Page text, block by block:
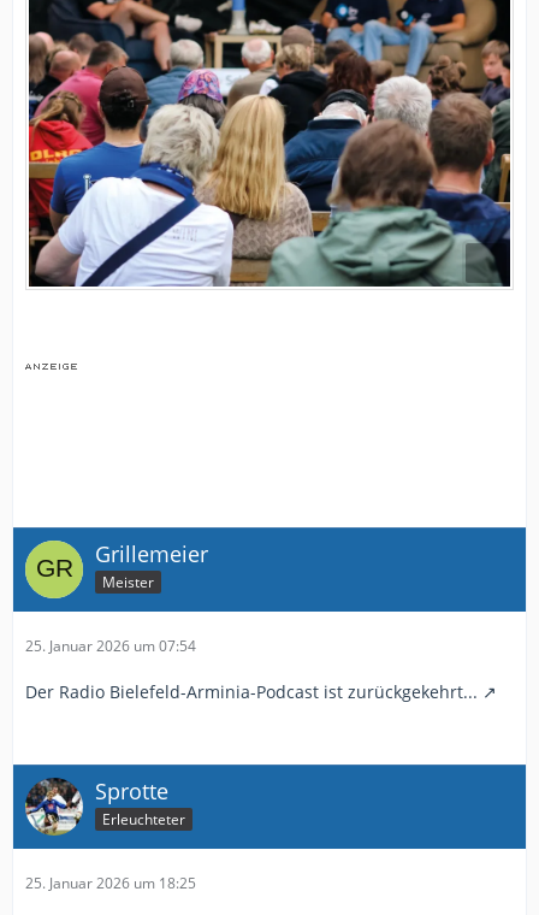
Grillemeier
Meister
25. Januar 2026 um 07:54
Der Radio Bielefeld-Arminia-Podcast ist zurückgekehrt...
Sprotte
Erleuchteter
25. Januar 2026 um 18:25